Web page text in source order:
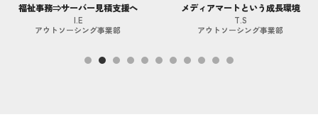
福祉事務⇒サーバー見積支援へ
I.E
アウトソーシング事業部
メディアマートという成長環境
T.S
アウトソーシング事業部